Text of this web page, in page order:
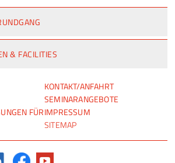
FÜR
& FACILITIES
NAVIGATION
ÜBERSPRINGEN
KONTAKT/ANFAHRT
SEMINARANGEBOTE
IMPRESSUM
SITEMAP